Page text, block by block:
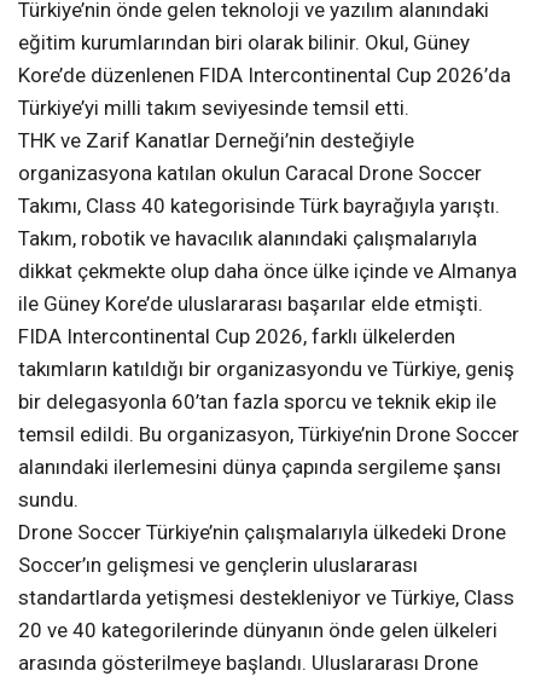
Türkiye’nin önde gelen teknoloji ve yazılım alanındaki
eğitim kurumlarından biri olarak bilinir. Okul, Güney
Kore’de düzenlenen FIDA Intercontinental Cup 2026’da
Türkiye’yi milli takım seviyesinde temsil etti.
THK ve Zarif Kanatlar Derneği’nin desteğiyle
organizasyona katılan okulun Caracal Drone Soccer
Takımı, Class 40 kategorisinde Türk bayrağıyla yarıştı.
Takım, robotik ve havacılık alanındaki çalışmalarıyla
dikkat çekmekte olup daha önce ülke içinde ve Almanya
ile Güney Kore’de uluslararası başarılar elde etmişti.
FIDA Intercontinental Cup 2026, farklı ülkelerden
takımların katıldığı bir organizasyondu ve Türkiye, geniş
bir delegasyonla 60’tan fazla sporcu ve teknik ekip ile
temsil edildi. Bu organizasyon, Türkiye’nin Drone Soccer
alanındaki ilerlemesini dünya çapında sergileme şansı
sundu.
Drone Soccer Türkiye’nin çalışmalarıyla ülkedeki Drone
Soccer’ın gelişmesi ve gençlerin uluslararası
standartlarda yetişmesi destekleniyor ve Türkiye, Class
20 ve 40 kategorilerinde dünyanın önde gelen ülkeleri
arasında gösterilmeye başlandı. Uluslararası Drone